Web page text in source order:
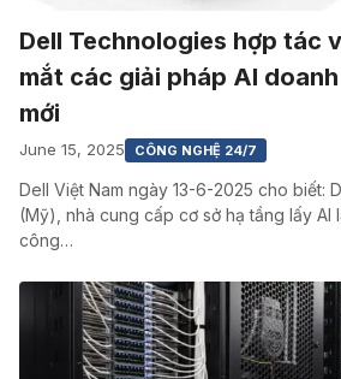
Dell Technologies hợp tác
mắt các giải pháp AI
mới
June 15, 2025 CÔNG NGHỆ 24/7
Dell Việt Nam ngày 13-6-2025 cho biết:
(Mỹ), nhà cung cấp cơ sở hạ tầng lấy AI
công…